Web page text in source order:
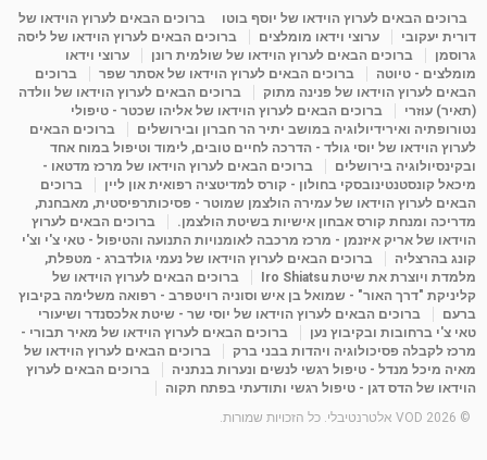
09:12
מדיטציה בדמיון מודרך - היכרות עם האני הפנימי
מאת admin 11 שנים 3,648 צפיות
15:49
פנינה מתוק - מרכז "נתיב הלב" בהרצליה-
מדיטציה-התחדשות
מאת Shahar-vod 6 שנים 2,146 צפיות
ברוכים הבאים לערוץ הוידאו של יוסף בוטו
ברוכים הבאים לערוץ הוידאו של
דורית יעקובי
ערוצי וידאו מומלצים
ברוכים הבאים לערוץ הוידאו של ליסה
גרוסמן
ברוכים הבאים לערוץ הוידאו של שולמית רונן
ערוצי וידאו
מומלצים - טיוטה
ברוכים הבאים לערוץ הוידאו של אסתר שפר
ברוכים
הבאים לערוץ הוידאו של פנינה מתוק
ברוכים הבאים לערוץ הוידאו של וולדה
(תאיר) עוזרי
ברוכים הבאים לערוץ הוידאו של אליהו שכטר - טיפולי
נטורופתיה ואירידיולוגיה במושב יתיר הר חברון ובירושלים
ברוכים הבאים
לערוץ הוידאו של יוסי גולד - הדרכה לחיים טובים, לימוד וטיפול במוח אחד
ובקינסיולוגיה בירושלים
ברוכים הבאים לערוץ הוידאו של מרכז מדטאו -
מיכאל קונסטנטינובסקי בחולון - קורס למדיטציה רפואית און ליין
ברוכים
הבאים לערוץ הוידאו של עמירה הולצמן שמוטר - פסיכותרפיסטית, מאבחנת,
מדריכה ומנחת קורס אבחון אישיות בשיטת הולצמן.
ברוכים הבאים לערוץ
הוידאו של אריק איזנמן - מרכז מרכבה לאומנויות התנועה והטיפול - טאי צ'י וצ'י
קונג בהרצליה
ברוכים הבאים לערוץ הוידאו של נעמי גולדברג - מטפלת,
מלמדת ויוצרת את שיטת Iro Shiatsu
ברוכים הבאים לערוץ הוידאו של
קליניקת "דרך האור" - שמואל בן איש וסוניה רויטפרב - רפואה משלימה בקיבוץ
ברעם
ברוכים הבאים לערוץ הוידאו של יוסי שר - שיטת אלכסנדר ושיעורי
טאי צ'י ברחובות ובקיבוץ נען
ברוכים הבאים לערוץ הוידאו של מאיר תבורי -
מרכז לקבלה פסיכולוגיה ויהדות בבני ברק
ברוכים הבאים לערוץ הוידאו של
מאיה מיכל מנדל - טיפול רגשי לנשים ונערות בנתניה
ברוכים הבאים לערוץ
הוידאו של הדס דגן - טיפול רגשי ותודעתי בפתח תקוה
© 2026 VOD אלטרנטיבלי. כל הזכויות שמורות.